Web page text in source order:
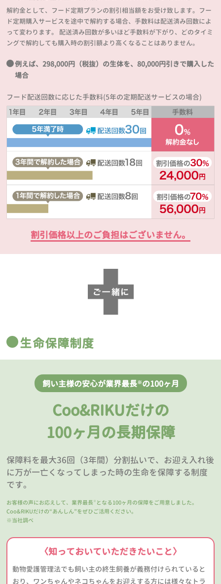
解約金として、フード定期プランの割引相当額をお受け致します。フー
ド定期購入サービスを途中で解約する場合、手数料は配送済み回数によ
って変わります。 配送済み回数が多いほど手数料が下がり、どのタイミ
ングで解約しても購入時の割引額より高くなることはありません。
例えば、298,000円（税抜）の生体を、80,000円引きで購入した
場合
フード配送回数に応じた手数料(5年の定期配送サービスの場合)
割引価格以上のご負担はございません。
生命保障制度
飼い主様の安心が業界最長※の100ヶ月
Coo&RIKUだけの
100ヶ月の長期保障
保障料を最大36回（3年間）分割払いで、お迎え入れ後
に万が一亡くなってしまった時の生命を保障する制度
です。
お客様の声にお応えして、業界最長 ※ となる100ヶ月の保障をご用意しました。
Coo&RIKUだけの“あんしん”をぜひご活用ください。
※当社調べ
〈知っておいていただきたいこと〉
動物愛護管理法でも飼い主の終生飼養が義務付けられていると
おり、ワンちゃんやネコちゃんをお迎えする方には様々なトラ